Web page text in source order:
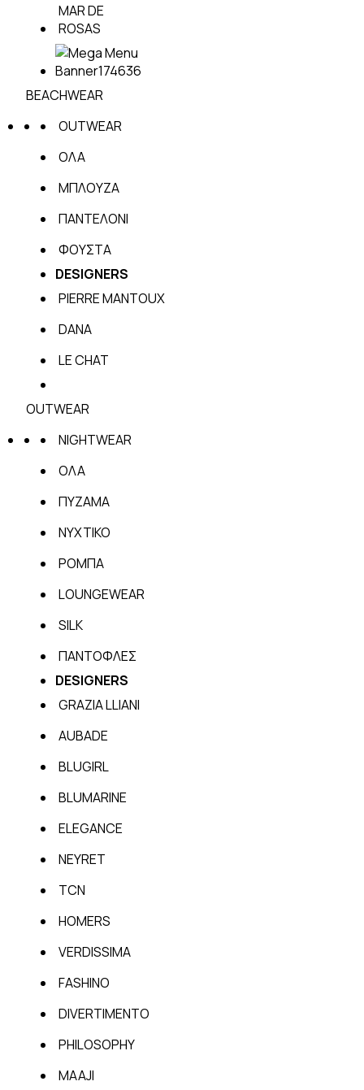
MAR DE
ROSAS
BEACHWEAR
OUTWEAR
ΟΛΑ
ΜΠΛΟΥΖΑ
ΠΑΝΤΕΛΟΝΙ
ΦΟΥΣΤΑ
DESIGNERS
PIERRE MANTOUX
DANA
LE CHAT
OUTWEAR
NIGHTWEAR
ΟΛΑ
ΠΥΖΑΜΑ
ΝΥΧΤΙΚΟ
ΡΟΜΠΑ
LOUNGEWEAR
SILK
ΠΑΝΤΟΦΛΕΣ
DESIGNERS
GRAZIA LLIANI
AUBADE
BLUGIRL
BLUMARINE
ELEGANCE
NEYRET
TCN
HOMERS
VERDISSIMA
FASHINO
DIVERTIMENTO
PHILOSOPHY
MAAJI